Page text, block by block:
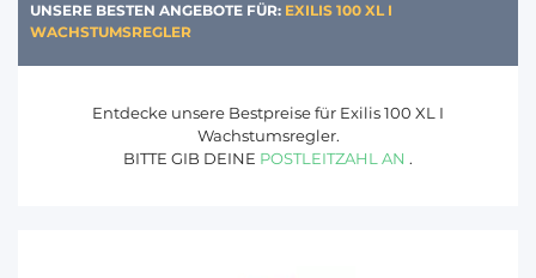
UNSERE BESTEN ANGEBOTE FÜR: EXILIS 100 XL I
WACHSTUMSREGLER
Entdecke unsere Bestpreise für Exilis 100 XL I
Wachstumsregler.
BITTE GIB DEINE POSTLEITZAHL AN .